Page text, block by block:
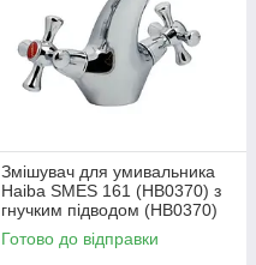
Змішувач для умивальника
Haiba SMES 161 (HB0370) з
гнучким підводом (HB0370)
Готово до відправки